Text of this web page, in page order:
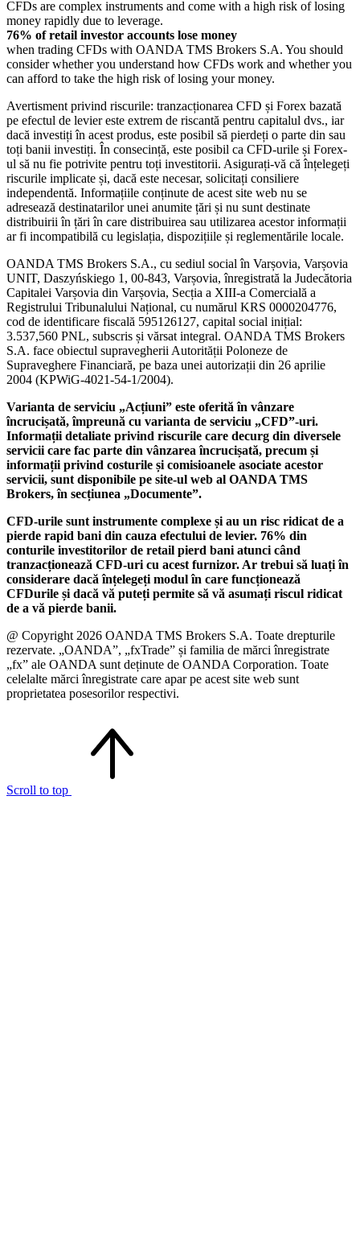
CFDs are complex instruments and come with a high risk of losing
money rapidly due to leverage.
76% of retail investor accounts lose money
when trading CFDs with OANDA TMS Brokers S.A. You should
consider whether you understand how CFDs work and whether you
can afford to take the high risk of losing your money.
Avertisment privind riscurile: tranzacționarea CFD și Forex bazată
pe efectul de levier este extrem de riscantă pentru capitalul dvs., iar
dacă investiți în acest produs, este posibil să pierdeți o parte din sau
toți banii investiți. În consecință, este posibil ca CFD-urile și Forex-
ul să nu fie potrivite pentru toți investitorii. Asigurați-vă că înțelegeți
riscurile implicate și, dacă este necesar, solicitați consiliere
independentă. Informațiile conținute de acest site web nu se
adresează destinatarilor unei anumite țări și nu sunt destinate
distribuirii în țări în care distribuirea sau utilizarea acestor informații
ar fi incompatibilă cu legislația, dispozițiile și reglementările locale.
OANDA TMS Brokers S.A., cu sediul social în Varșovia, Varșovia
UNIT, Daszyńskiego 1, 00-843, Varșovia, înregistrată la Judecătoria
Capitalei Varșovia din Varșovia, Secția a XIII-a Comercială a
Registrului Tribunalului Național, cu numărul KRS 0000204776,
cod de identificare fiscală 595126127, capital social inițial:
3.537,560 PNL, subscris și vărsat integral. OANDA TMS Brokers
S.A. face obiectul supravegherii Autorității Poloneze de
Supraveghere Financiară, pe baza unei autorizații din 26 aprilie
2004 (KPWiG-4021-54-1/2004).
Varianta de serviciu „Acțiuni” este oferită în vânzare
încrucișată, împreună cu varianta de serviciu „CFD”-uri.
Informații detaliate privind riscurile care decurg din diversele
servicii care fac parte din vânzarea încrucișată, precum și
informații privind costurile și comisioanele asociate acestor
servicii, sunt disponibile pe site-ul web al OANDA TMS
Brokers, în secțiunea „Documente”.
CFD-urile sunt instrumente complexe și au un risc ridicat de a
pierde rapid bani din cauza efectului de levier. 76% din
conturile investitorilor de retail pierd bani atunci când
tranzacționează CFD-uri cu acest furnizor. Ar trebui să luați în
considerare dacă înțelegeți modul în care funcționează
CFDurile și dacă vă puteți permite să vă asumați riscul ridicat
de a vă pierde banii.
@ Copyright 2026 OANDA TMS Brokers S.A. Toate drepturile
rezervate. „OANDA”, „fxTrade” și familia de mărci înregistrate
„fx” ale OANDA sunt deținute de OANDA Corporation. Toate
celelalte mărci înregistrate care apar pe acest site web sunt
proprietatea posesorilor respectivi.
Scroll to top